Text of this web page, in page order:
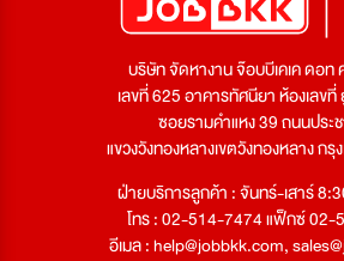
บริษัท จัดหางาน จ๊อบบีเคเค ดอท
เลขที่ 625 อาคารทัศนียา ห้องเลข
ซอยรามคำแหง 39 ถนนประ
แขวงวังทองหลางเขตวังทองหลาง ก
ฝ่ายบริการลูกค้า : จันทร์-เสาร์
โทร : 02-514-7474 แฟ็กซ์ 02-
อีเมล :help@jobbkk.com,